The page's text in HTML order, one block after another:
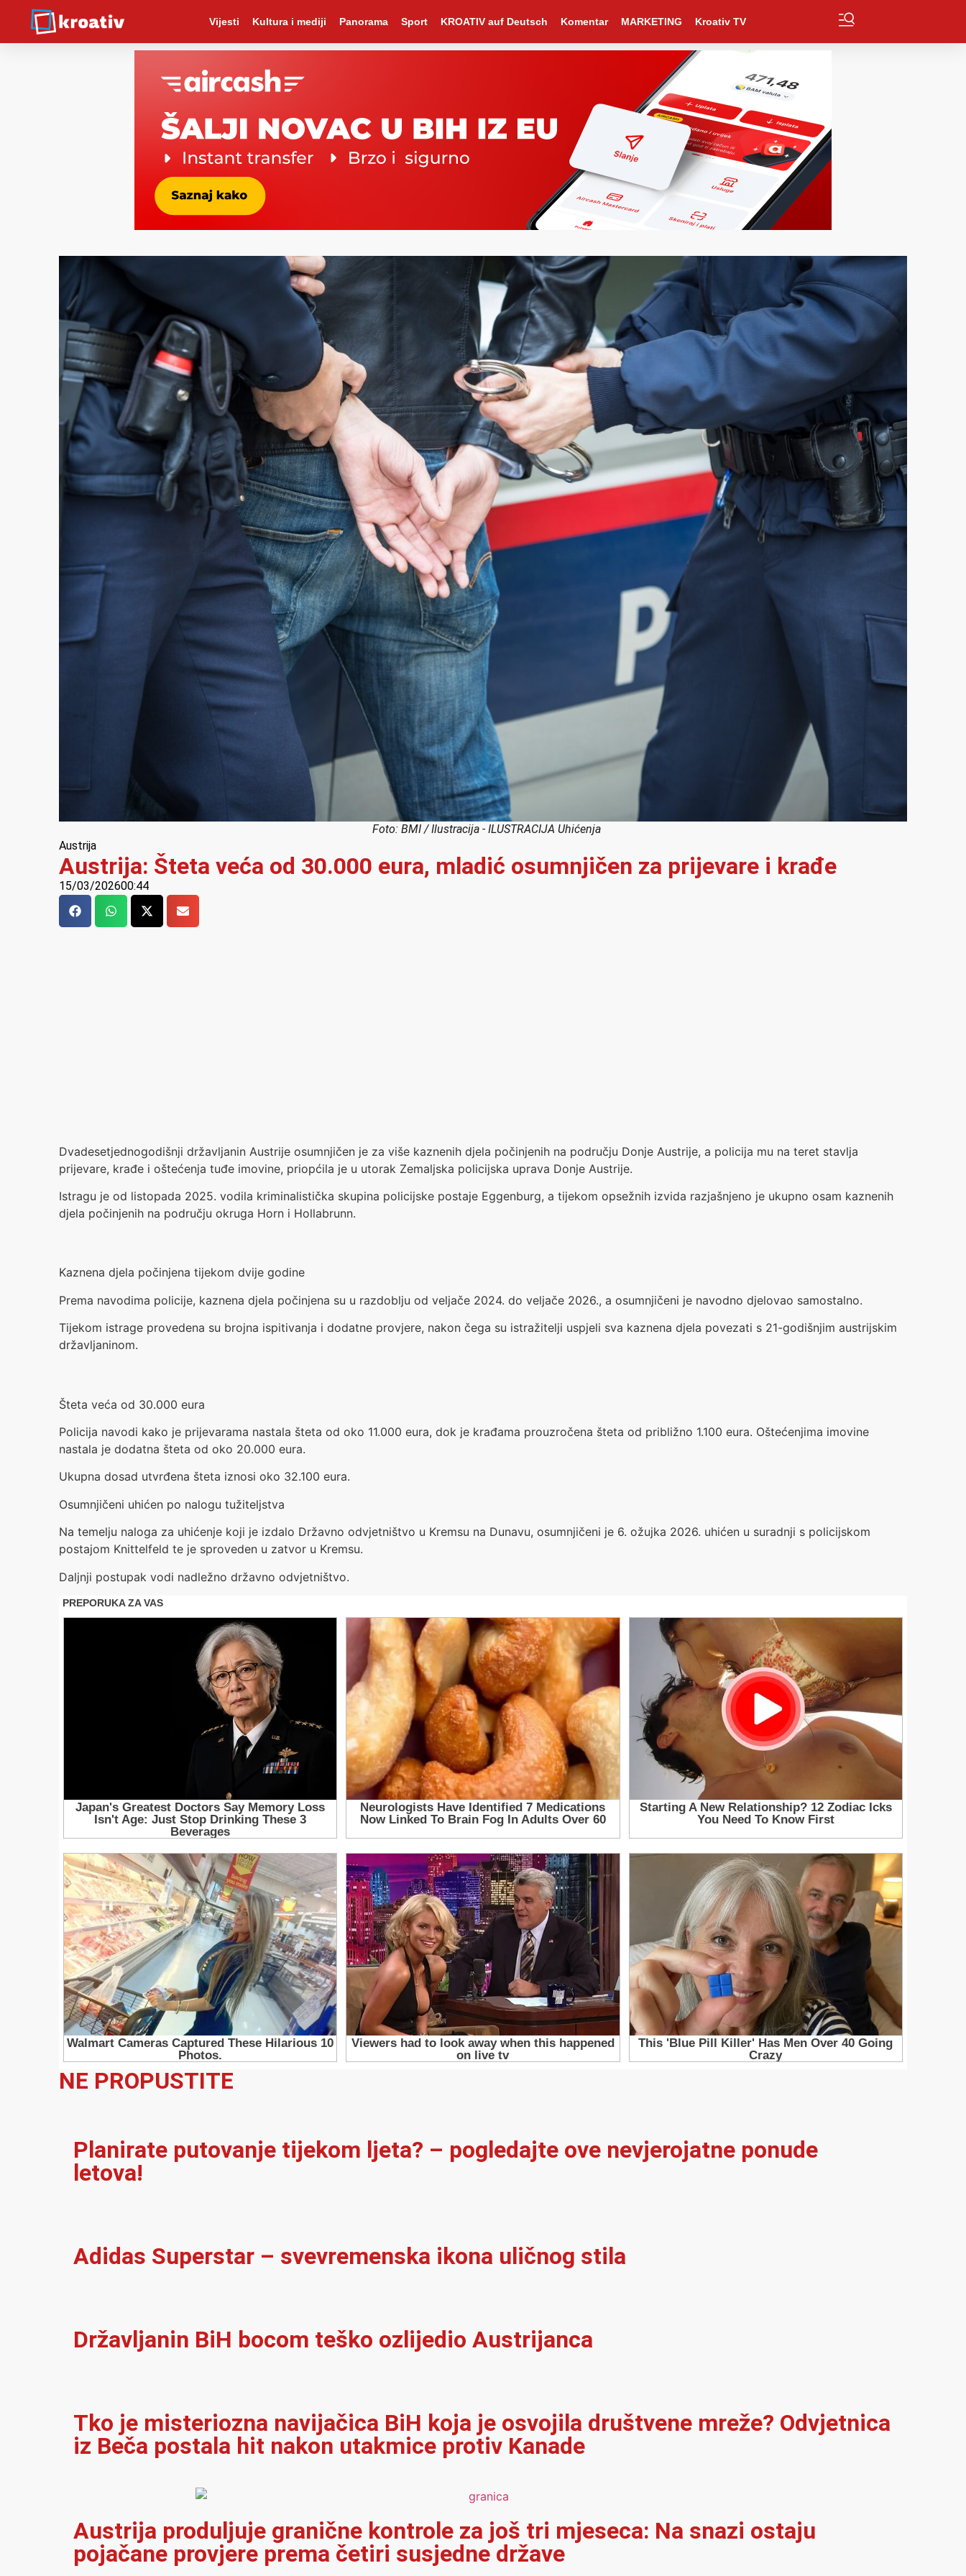
Vijesti Kultura i mediji Panorama Sport KROATIV auf Deutsch Komentar MARKETING Kroativ TV
Foto: BMI / Ilustracija - ILUSTRACIJA Uhićenja
Austrija
Austrija: Šteta veća od 30.000 eura, mladić osumnjičen za prijevare i krađe
15/03/202600:44
Dvadesetjednogodišnji državljanin Austrije osumnjičen je za više kaznenih djela počinjenih na području Donje Austrije, a policija mu na teret stavlja
prijevare, krađe i oštećenja tuđe imovine, priopćila je u utorak Zemaljska policijska uprava Donje Austrije.
Istragu je od listopada 2025. vodila kriminalistička skupina policijske postaje Eggenburg, a tijekom opsežnih izvida razjašnjeno je ukupno osam kaznenih
djela počinjenih na području okruga Horn i Hollabrunn.
Kaznena djela počinjena tijekom dvije godine
Prema navodima policije, kaznena djela počinjena su u razdoblju od veljače 2024. do veljače 2026., a osumnjičeni je navodno djelovao samostalno.
Tijekom istrage provedena su brojna ispitivanja i dodatne provjere, nakon čega su istražitelji uspjeli sva kaznena djela povezati s 21-godišnjim austrijskim
državljaninom.
Šteta veća od 30.000 eura
Policija navodi kako je prijevarama nastala šteta od oko 11.000 eura, dok je krađama prouzročena šteta od približno 1.100 eura. Oštećenjima imovine
nastala je dodatna šteta od oko 20.000 eura.
Ukupna dosad utvrđena šteta iznosi oko 32.100 eura.
Osumnjičeni uhićen po nalogu tužiteljstva
Na temelju naloga za uhićenje koji je izdalo Državno odvjetništvo u Kremsu na Dunavu, osumnjičeni je 6. ožujka 2026. uhićen u suradnji s policijskom
postajom Knittelfeld te je sproveden u zatvor u Kremsu.
Daljnji postupak vodi nadležno državno odvjetništvo.
NE PROPUSTITE
Planirate putovanje tijekom ljeta? – pogledajte ove nevjerojatne ponude
letova!
Adidas Superstar – svevremenska ikona uličnog stila
Državljanin BiH bocom teško ozlijedio Austrijanca
Tko je misteriozna navijačica BiH koja je osvojila društvene mreže? Odvjetnica
iz Beča postala hit nakon utakmice protiv Kanade
Austrija produljuje granične kontrole za još tri mjeseca: Na snazi ostaju
pojačane provjere prema četiri susjedne države